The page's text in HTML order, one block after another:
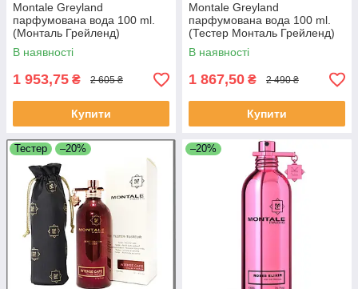
Montale Greyland
парфумована вода 100 ml.
(Монталь Грейленд)
В наявності
1 953,75 ₴ 2 605 ₴
Купити
Montale Greyland
парфумована вода 100 ml.
(Тестер Монталь Грейленд)
В наявності
1 867,50 ₴ 2 490 ₴
Купити
Тестер –20% –20%